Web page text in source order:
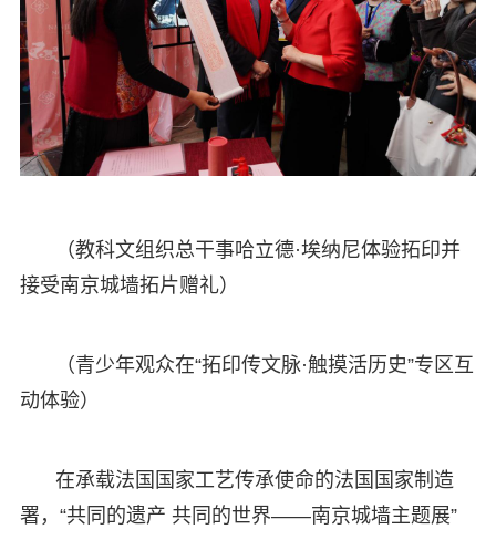
（教科文组织总干事哈立德·埃纳尼体验拓印并
接受南京城墙拓片赠礼）
（青少年观众在“拓印传文脉·触摸活历史”专区互
动体验）
在承载法国国家工艺传承使命的法国国家制造
署，“共同的遗产 共同的世界——南京城墙主题展”